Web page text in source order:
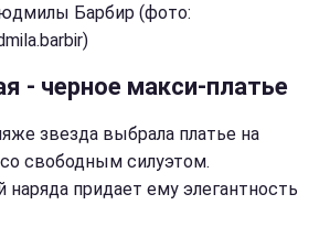
Барбир (фото:
- черное макси-платье
звезда выбрала платье на
свободным силуэтом.
придает ему элегантность